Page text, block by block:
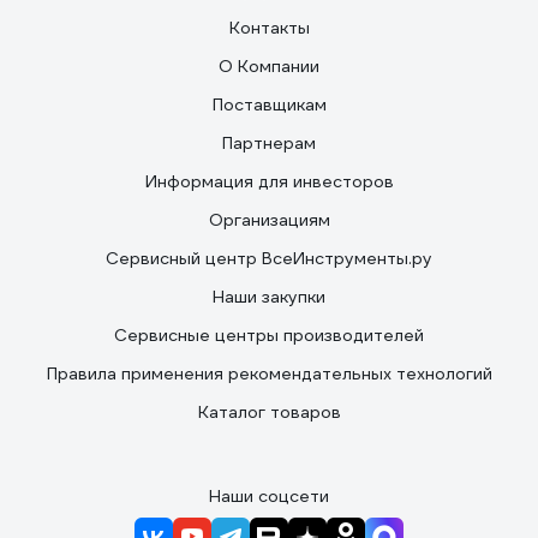
Контакты
О Компании
Поставщикам
Партнерам
Информация для инвесторов
Организациям
Сервисный центр ВсеИнструменты.ру
Наши закупки
Сервисные центры производителей
Правила применения рекомендательных технологий
Каталог товаров
Наши соцсети